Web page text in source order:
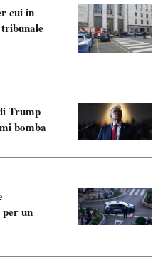
Mondiali calcio 2026
cui in
Trump
bomba
per un